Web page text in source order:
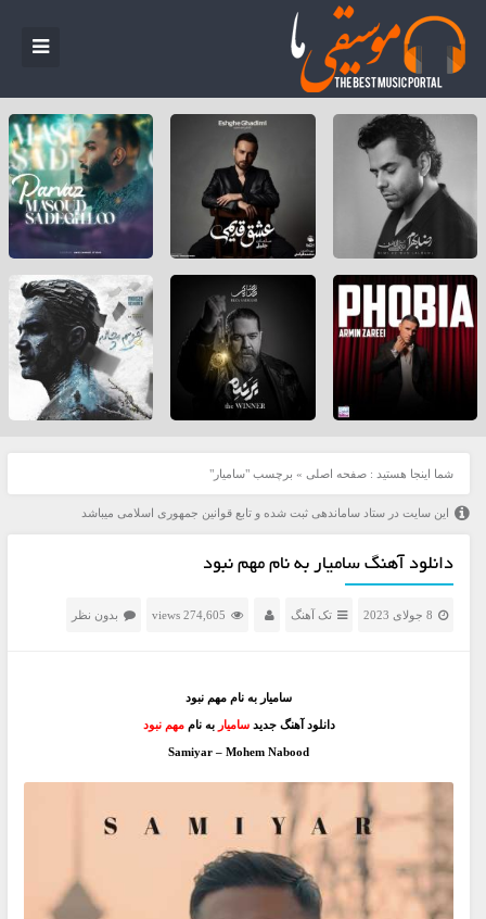
شما اینجا هستید : صفحه اصلی » برچسب "سامیار"
این سایت در ستاد ساماندهی ثبت شده و تابع قوانین جمهوری اسلامی میباشد
دانلود آهنگ سامیار به نام مهم نبود
8 جولای 2023 تک آهنگ 274,605 views بدون نظر
سامیار به نام مهم نبود
دانلود آهنگ جدید سامیار به ناممهم نبود
Samiyar – Mohem Nabood